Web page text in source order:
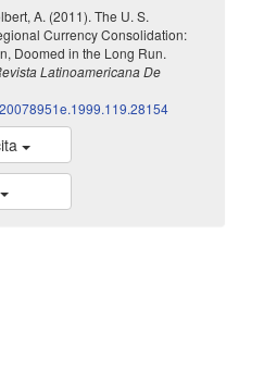
A. (2011). The U. S.
Currency Consolidation:
Doomed in the Long Run.
Latinoamericana De